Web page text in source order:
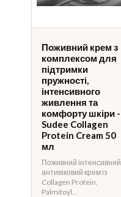
Поживний крем з
комплексом для
підтримки
пружності,
інтенсивного
живлення та
комфорту шкіри -
Sudee Collagen
Protein Cream 50
мл
Поживний інтенсивний
антивіковий крем із
Collagen Protein,
Palmitoyl…